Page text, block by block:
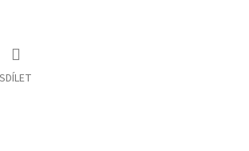
SDÍLET